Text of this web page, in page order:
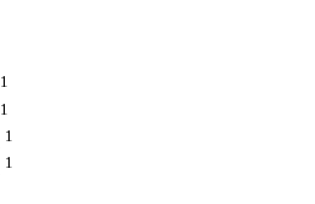
1
1
1
1